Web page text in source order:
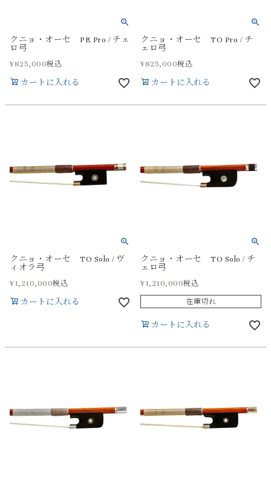
クニョ・オーセ PE Pro / チェ
ロ弓
¥825,000税込
カートに入れる
クニョ・オーセ TO Pro / チ
ェロ弓
¥825,000税込
カートに入れる
クニョ・オーセ TO Solo / ヴ
ィオラ弓
¥1,210,000税込
カートに入れる
クニョ・オーセ TO Solo / チ
ェロ弓
¥1,210,000税込
在庫切れ
カートに入れる